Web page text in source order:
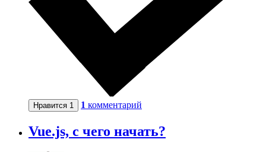
Нравится 1 1 комментарий
Vue.js, с чего начать?